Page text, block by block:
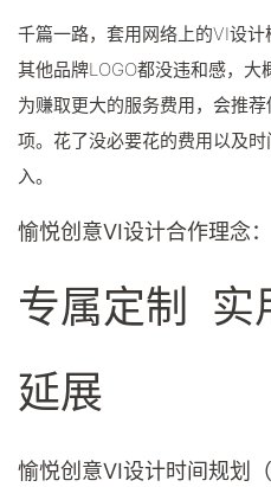
千篇一路，套用网络上的VI设
其他品牌LOGO都没违和感，
为赚取更大的服务费用，会推
项。花了没必要花的费用以及
入。
愉悦创意VI设计合作理念：
专属定制 实
延展
愉悦创意VI设计时间规划（